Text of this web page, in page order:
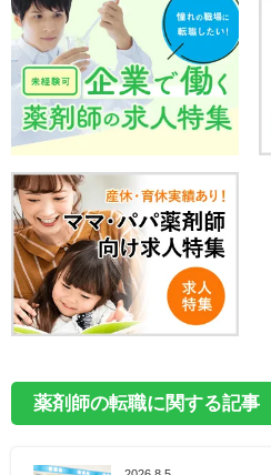
薬剤師の転職に関する記事